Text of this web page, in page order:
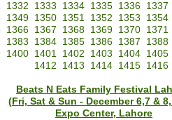
1332 1333 1334 1335 1336 1337
1349 1350 1351 1352 1353 1354
1366 1367 1368 1369 1370 1371
1383 1384 1385 1386 1387 1388
1400 1401 1402 1403 1404 1405
1412
1413 1414 1415 1416
Beats N Eats Family Festival
(Fri, Sat & Sun - December 6,7 &
Expo Center, Lahore